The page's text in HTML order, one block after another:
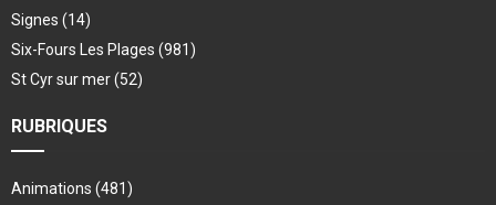
Signes (14)
Six-Fours Les Plages (981)
St Cyr sur mer(52)
RUBRIQUES
Animations (481)